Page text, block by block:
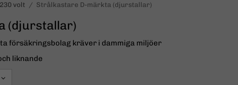
volt / Strålkastare D-märkta (djurstallar)
(djurstallar)
försäkringsbolag kräver i dammiga miljöer
liknande